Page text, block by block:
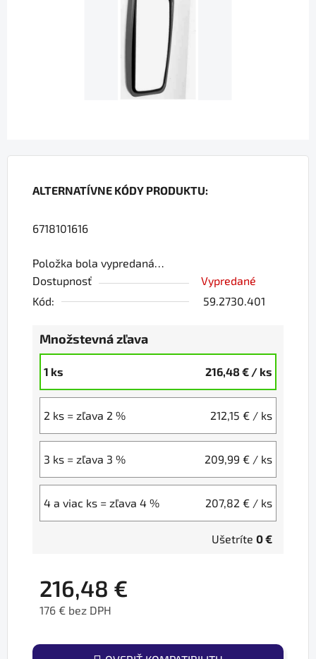
ALTERNATÍVNE KÓDY PRODUKTU:
6718101616
Položka bola vypredaná…
Dostupnosť
Vypredané
Kód:
59.2730.401
Množstevná zľava
1 ks 216,48 € / ks
2 ks = zľava 2 % 212,15 € / ks
3 ks = zľava 3 % 209,99 € / ks
4 a viac ks = zľava 4 % 207,82 € / ks
Ušetríte 0 €
216,48 €
176 € bez DPH